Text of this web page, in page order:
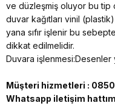
ve düzleşmiş oluyor bu tip
duvar kağıtları vinil
yana sıfır işlenir bu
dikkat edilmelidir.
Duvara işlenmesi:Desenler
Müşteri hizmetleri :
Whatsapp iletişim